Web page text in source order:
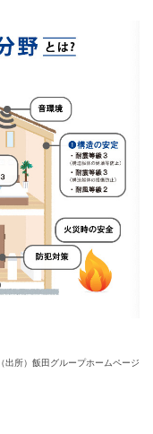
（出所）飯田グループホームページ